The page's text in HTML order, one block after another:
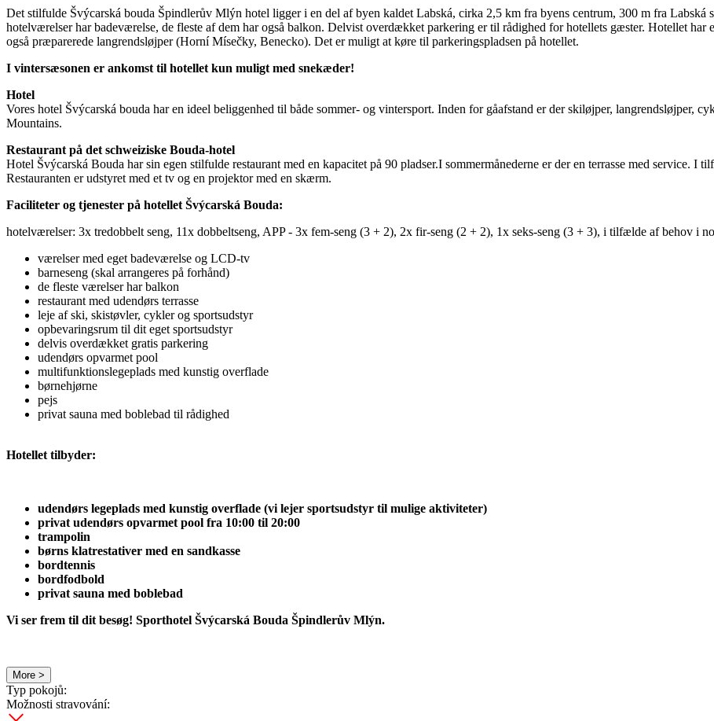
Det stilfulde Švýcarská bouda Špindlerův Mlýn hotel ligger i en del af byen kaldet Labská, cirka 2,5 km fra byens centrum, 300 m fra
hotelværelser har badeværelse, de fleste af dem har også balkon. Delvist overdækket parkering er til rådighed for hotellets gæster. Hotellet har
også præparerede langrendsløjper (Horní Mísečky, Benecko). Det er muligt at køre til parkeringspladsen på hotellet.
I vintersæsonen er ankomst til hotellet kun muligt med snekæder!
Hotel
Vores hotel Švýcarská bouda har en ideel beliggenhed til både sommer- og vintersport. Inden for gåafstand er der skiløjper, langrendsløjper,
Mountains.
Restaurant på det schweiziske Bouda-hotel
Hotel Švýcarská Bouda har sin egen stilfulde restaurant med en kapacitet på 90 pladser.I sommermånederne er der en terrasse med service.
Restauranten er udstyret med et tv og en projektor med en skærm.
Faciliteter og tjenester på hotellet Švýcarská Bouda:
hotelværelser: 3x tredobbelt seng, 11x dobbeltseng, APP - 3x fem-seng (3 + 2), 2x fir-seng (2 + 2), 1x seks-seng (3 + 3), i tilfælde af behov i
værelser med eget badeværelse og LCD-tv
barneseng (skal arrangeres på forhånd)
de fleste værelser har balkon
restaurant med udendørs terrasse
leje af ski, skistøvler, cykler og sportsudstyr
opbevaringsrum til dit eget sportsudstyr
delvis overdækket gratis parkering
udendørs opvarmet pool
multifunktionslegeplads med kunstig overflade
børnehjørne
pejs
privat sauna med boblebad til rådighed
Hotellet tilbyder:
udendørs legeplads med kunstig overflade (vi lejer sportsudstyr til mulige aktiviteter)
privat udendørs opvarmet pool fra 10:00 til 20:00
trampolin
børns klatrestativer med en sandkasse
bordtennis
bordfodbold
privat sauna med boblebad
Vi ser frem til dit besøg! Sporthotel Švýcarská Bouda Špindlerův Mlýn.
More >
Typ pokojů:
Možnosti stravování: